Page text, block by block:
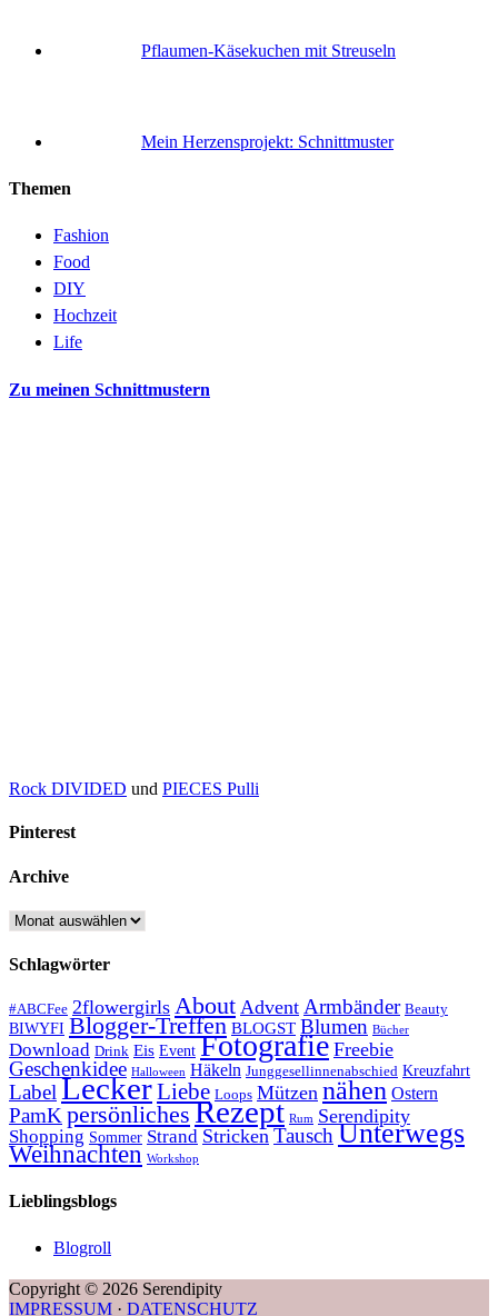
Pflaumen-Käsekuchen mit Streuseln
Mein Herzensprojekt: Schnittmuster
Themen
Fashion
Food
DIY
Hochzeit
Life
Zu meinen Schnittmustern
Rock DIVIDED und PIECES Pulli
Pinterest
Archive
Archive
Schlagwörter
#ABCFee 2flowergirls About Advent Armbänder Beauty
BIWYFI Blogger-Treffen BLOGST Blumen Bücher
Download Drink Eis Event Fotografie Freebie
Geschenkidee Halloween Häkeln Junggesellinnenabschied Kreuzfahrt
LabelLeckerLiebe Loops Mützen nähen Ostern
PamKpersönliches Rezept Rum Serendipity
Shopping Sommer Strand Stricken TauschUnterwegs
Weihnachten Workshop
Lieblingsblogs
Blogroll
Copyright © 2026 Serendipity
IMPRESSUM · DATENSCHUTZ